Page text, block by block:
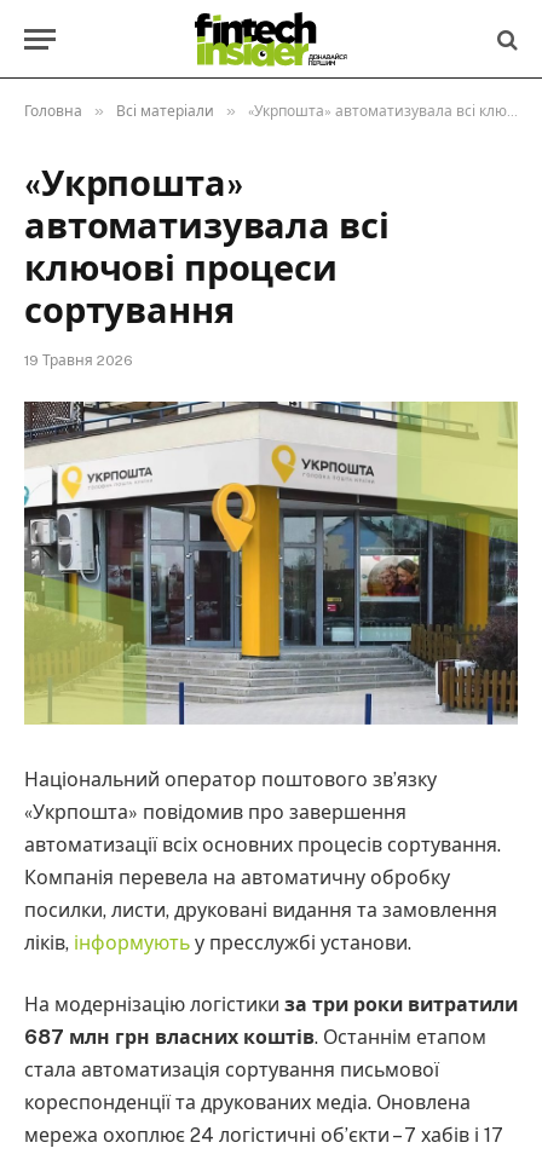
Головна » Всі матеріали » «Укрпошта» автоматизувала всі ключові процеси сортування
«Укрпошта»
автоматизувала всі
ключові процеси
сортування
19 Травня 2026
Національний оператор поштового зв’язку
«Укрпошта» повідомив про завершення
автоматизації всіх основних процесів сортування.
Компанія перевела на автоматичну обробку
посилки, листи, друковані видання та замовлення
ліків, інформують у пресслужбі установи.
На модернізацію логістики за три роки витратили
687 млн грн власних коштів. Останнім етапом
стала автоматизація сортування письмової
кореспонденції та друкованих медіа. Оновлена
мережа охоплює 24 логістичні об’єкти – 7 хабів і 17